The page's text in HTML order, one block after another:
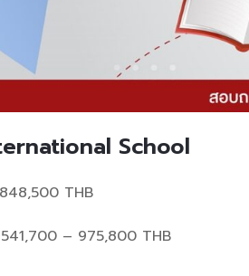
School
848,500 THB
541,700 – 975,800 THB